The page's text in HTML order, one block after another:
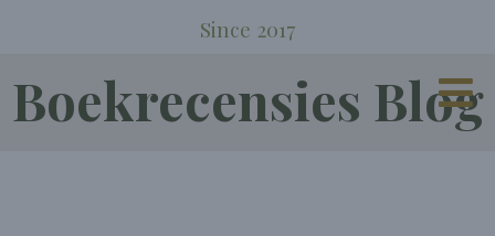
Since 2017
Boekrecensies Blog